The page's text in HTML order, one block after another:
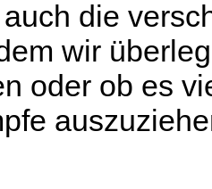
die
wir
oder ob es